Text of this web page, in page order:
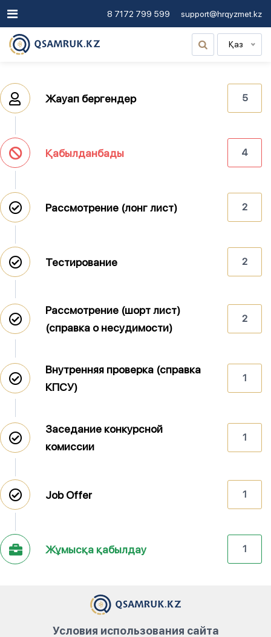
8 7172 799 599 support@hrqyzmet.kz
Қаз
Жауап бергендер 5
Қабылданбады 4
Рассмотрение (лонг лист) 2
Тестирование 2
Рассмотрение (шорт лист)
(справка о несудимости)
2
Внутренняя проверка (справка
КПСУ)
1
Заседание конкурсной
комиссии
1
Job Offer 1
Жұмысқа қабылдау 1
Условия использования сайта